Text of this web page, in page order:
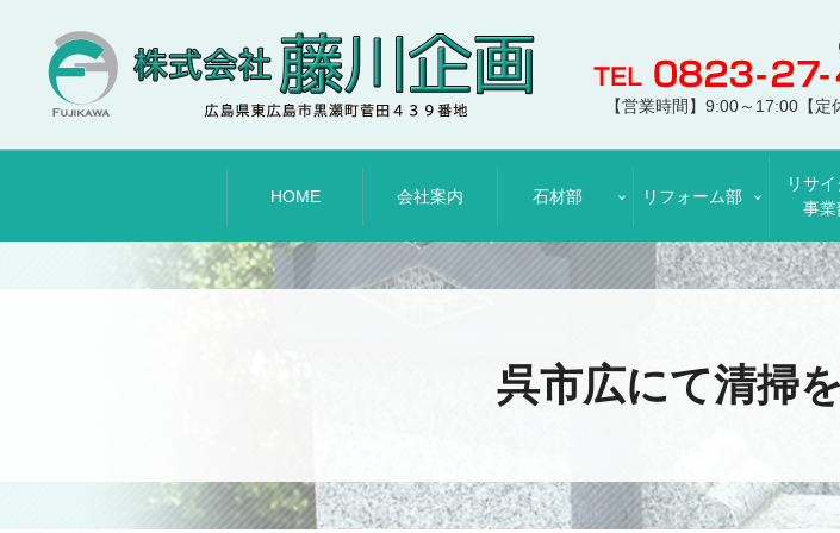
【営業時間】9:00～17:00【定
HOME 会社案内 石材部 リフォーム部
リサ
事業
呉市広にて清掃